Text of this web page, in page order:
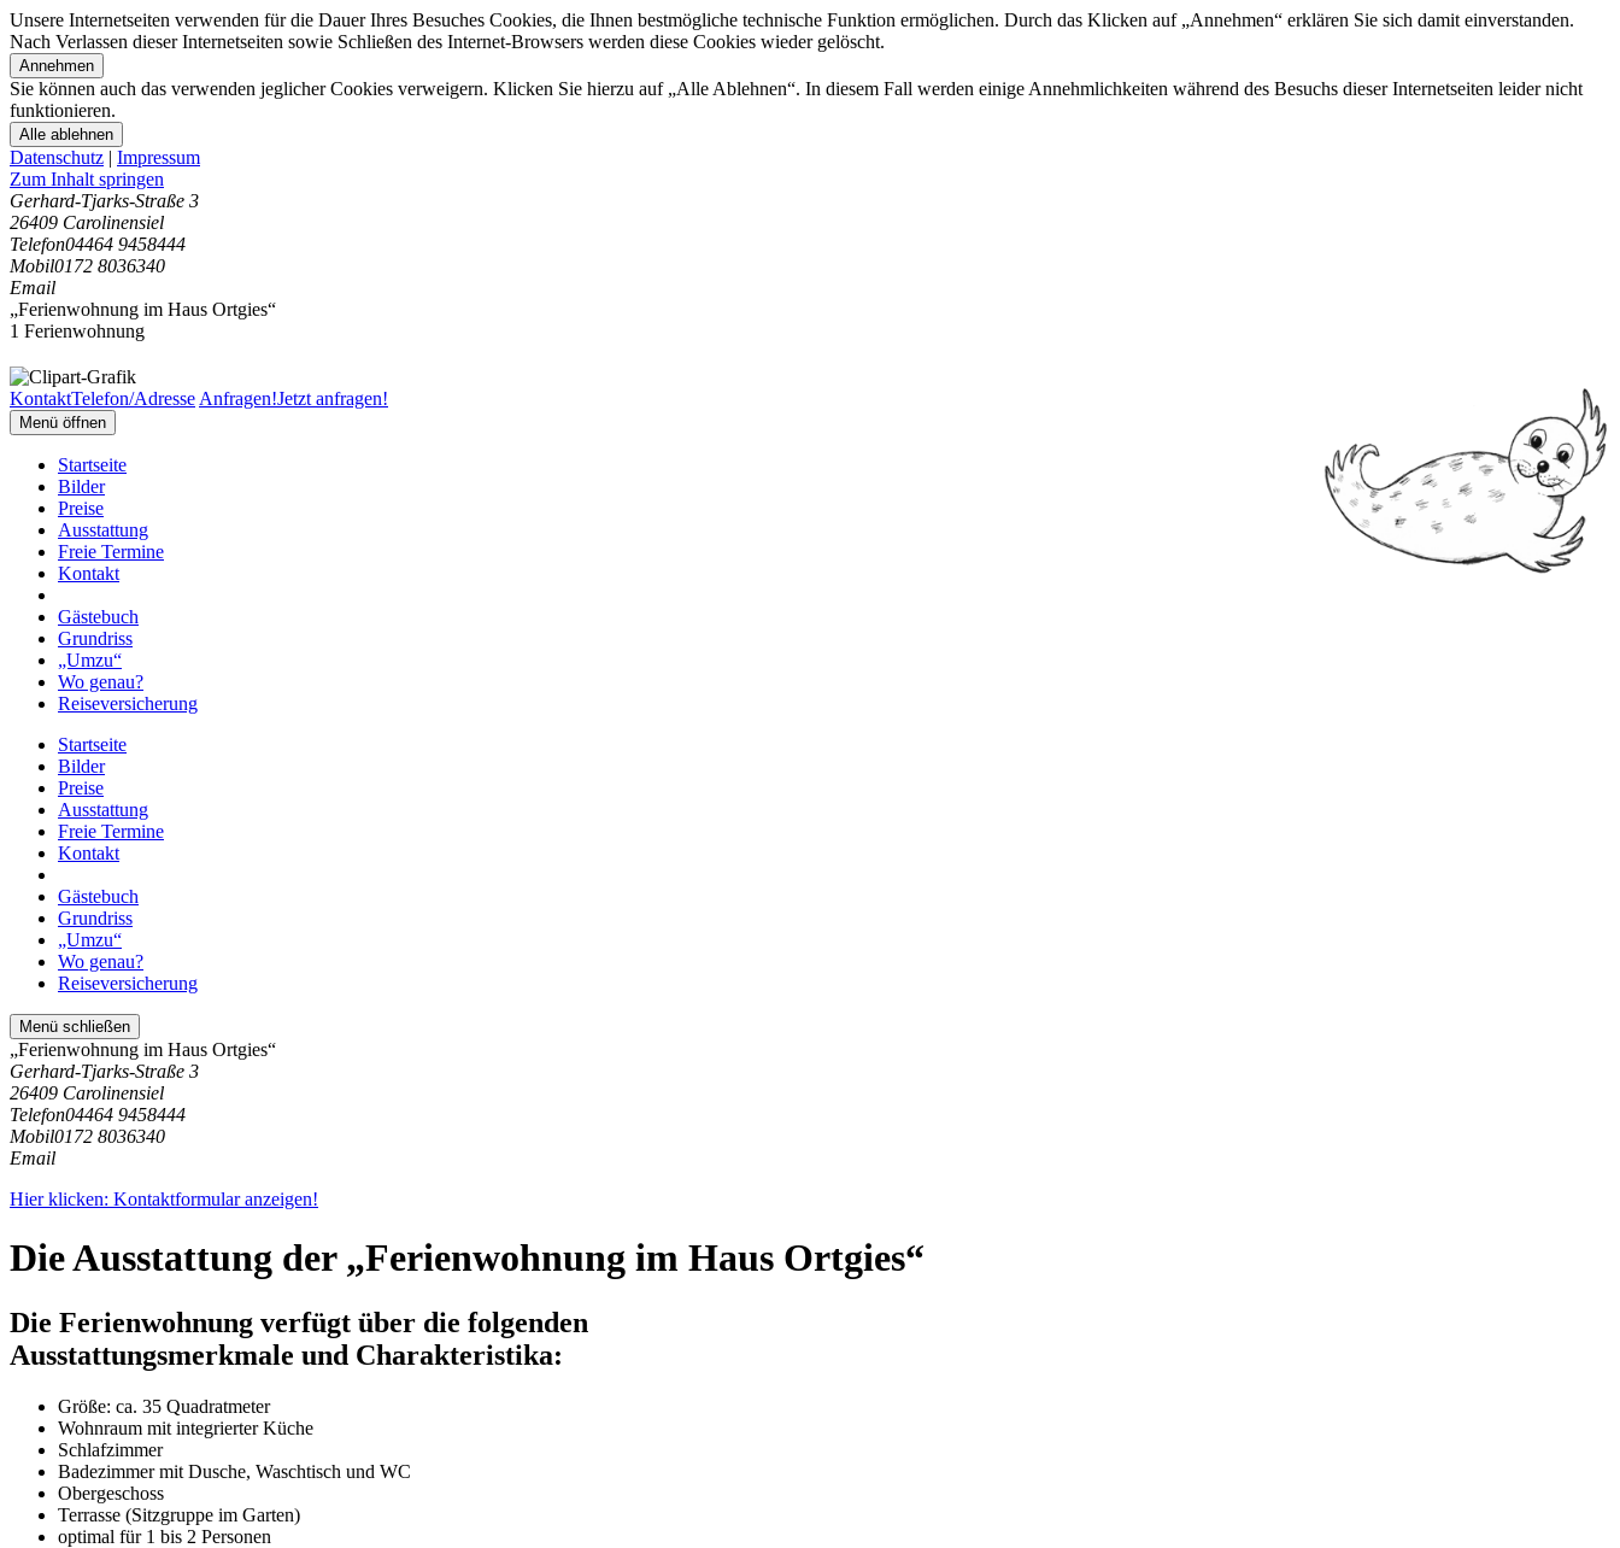
Unsere Internetseiten verwenden für die Dauer Ihres Besuches Cookies, die Ihnen bestmögliche technische Funktion ermöglichen. Durch das Klicken auf „Annehmen“ erklären Sie sich damit einverstanden.
Nach Verlassen dieser Internetseiten sowie Schließen des Internet-Browsers werden diese Cookies wieder gelöscht.
Annehmen
Sie können auch das verwenden jeglicher Cookies verweigern. Klicken Sie hierzu auf „Alle Ablehnen“. In diesem Fall werden einige Annehmlichkeiten während des Besuchs dieser Internetseiten leider nicht
funktionieren.
Alle ablehnen
Datenschutz | Impressum
Zum Inhalt springen
Gerhard-Tjarks-Straße 3
26409 Carolinensiel
Telefon04464 9458444
Mobil0172 8036340
Email
„Ferienwohnung im Haus Ortgies“
1 Ferienwohnung
KontaktTelefon/Adresse Anfragen!Jetzt anfragen!
Menü öffnen
Startseite
Bilder
Preise
Ausstattung
Freie Termine
Kontakt
Gästebuch
Grundriss
„Umzu“
Wo genau?
Reiseversicherung
Startseite
Bilder
Preise
Ausstattung
Freie Termine
Kontakt
Gästebuch
Grundriss
„Umzu“
Wo genau?
Reiseversicherung
Menü schließen
„Ferienwohnung im Haus Ortgies“
Gerhard-Tjarks-Straße 3
26409 Carolinensiel
Telefon04464 9458444
Mobil0172 8036340
Email
Hier klicken: Kontaktformular anzeigen!
Die Ausstattung der „Ferienwohnung im Haus Ortgies“
Die Ferienwohnung verfügt über die folgenden
Ausstattungsmerkmale und Charakteristika:
Größe: ca. 35 Quadratmeter
Wohnraum mit integrierter Küche
Schlafzimmer
Badezimmer mit Dusche, Waschtisch und WC
Obergeschoss
Terrasse (Sitzgruppe im Garten)
optimal für 1 bis 2 Personen